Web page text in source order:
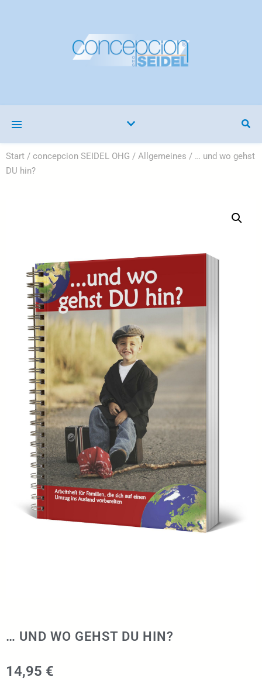
Start / concepcion SEIDEL OHG / Allgemeines / … und wo gehst
DU hin?
… UND WO GEHST DU HIN?
14,95 €